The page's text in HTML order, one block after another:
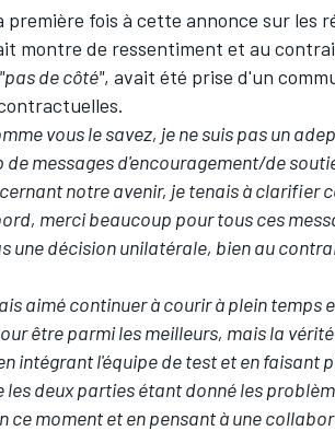
première fois à cette annonce sur les
montre de ressentiment et au
"pas de côté", avait été prise d'un
vous le savez, je ne suis pas un
messages d'encouragement/de
notre avenir, je tenais à clarifier
merci beaucoup pour tous ces
une décision unilatérale, bien au
aimé continuer à courir à plein temps
être parmi les meilleurs, mais la
intégrant l'équipe de test et en faisant
les deux parties étant donné les
ce moment et en pensant à une